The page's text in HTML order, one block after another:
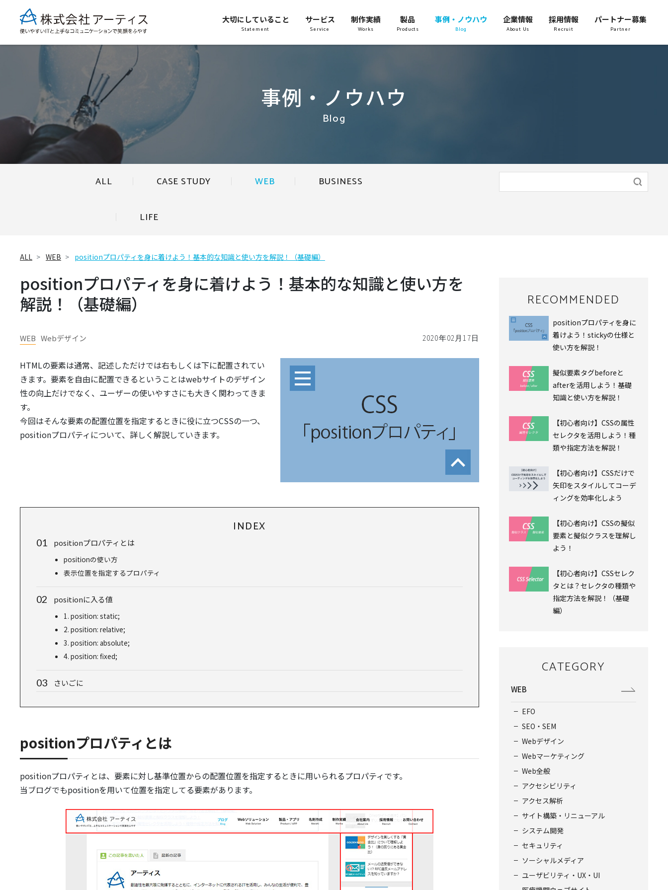
大切にしていること
Statement
サービス
Service
制作実績
Works
製品
Products
事例・ノウハウ
Blog
企業情報
About Us
採用情報
Recruit
パートナー募集
Partner
事例・ノウハウ
Blog
ALL CASE STUDY WEB BUSINESS
LIFE
ALL WEB positionプロパティを身に着けよう！基本的な知識と使い方を解説！（基礎編）
positionプロパティを身に着けよう！基本的な知識と使い方を
解説！（基礎編）
2020年02月17日
WEB Webデザイン
HTMLの要素は通常、記述しただけでは右もしくは下に配置されてい
きます。要素を自由に配置できるということはwebサイトのデザイン
性の向上だけでなく、ユーザーの使いやすさにも大きく関わってきま
す。
今回はそんな要素の配置位置を指定するときに役に立つCSSの一つ、
positionプロパティについて、詳しく解説していきます。
INDEX
positionプロパティとは
positionの使い方
表示位置を指定するプロパティ
positionに入る値
1. position: static;
2. position: relative;
3. position: absolute;
4. position: fixed;
さいごに
positionプロパティとは
positionプロパティとは、要素に対し基準位置からの配置位置を指定するときに用いられるプロパティです。
当ブログでもpositionを用いて位置を指定してる要素があります。
RECOMMENDED
positionプロパティを身に
着けよう！stickyの仕様と
使い方を解説！
擬似要素タグbeforeと
afterを活用しよう！基礎
知識と使い方を解説！
【初心者向け】CSSの属性
セレクタを活用しよう！種
類や指定方法を解説！
【初心者向け】CSSだけで
矢印をスタイルしてコーデ
ィングを効率化しよう
【初心者向け】CSSの擬似
要素と擬似クラスを理解し
よう！
【初心者向け】CSSセレク
タとは？セレクタの種類や
指定方法を解説！（基礎
編）
CATEGORY
WEB
EFO
SEO・SEM
Webデザイン
Webマーケティング
Web全般
アクセシビリティ
アクセス解析
サイト構築・リニューアル
システム開発
セキュリティ
ソーシャルメディア
ユーザビリティ・UX・UI